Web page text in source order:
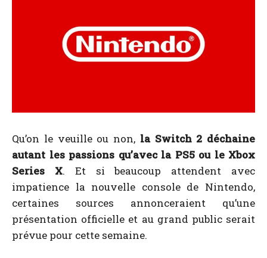
Qu’on le veuille ou non, la Switch 2 déchaine
autant les passions qu’avec la PS5 ou le Xbox
Series X. Et si beaucoup attendent avec
impatience la nouvelle console de Nintendo,
certaines sources annonceraient qu’une
présentation officielle et au grand public serait
prévue pour cette semaine.